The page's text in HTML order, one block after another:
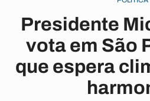
Presidente
vota em São
que espera